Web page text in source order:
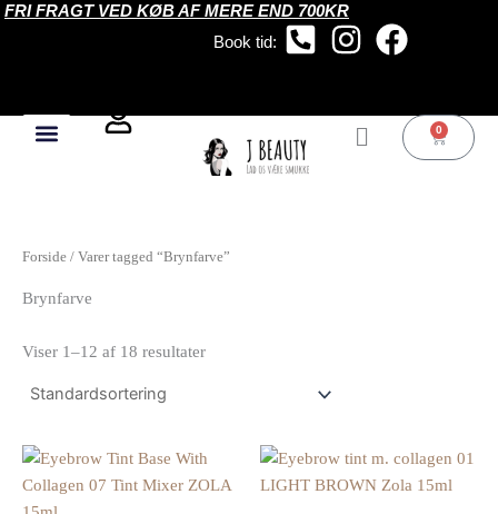
Gå
Book tid:
FRI FRAGT VED KØB AF MERE END 700KR
0
Kurv
Forside / Varer tagged “Brynfarve”
Brynfarve
Viser 1–12 af 18 resultater